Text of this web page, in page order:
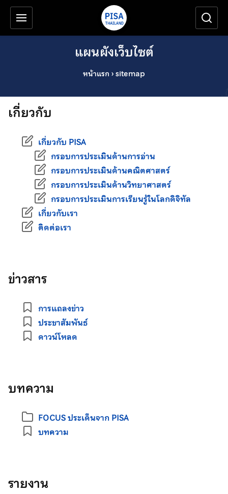
ข้ามไปยังเนื้อหาหลัก
เครื่องมือช่วยเหลือ
แผนผังเว็บไซต์
หน้าแรก ›sitemap
เกี่ยวกับ
เกี่ยวกับ PISA
กรอบการประเมินด้านการอ่าน
กรอบการประเมินด้านคณิตศาสตร์
กรอบการประเมินด้านวิทยาศาสตร์
กรอบการประเมินการเรียนรู้ในโลกดิจิทัล
เกี่ยวกับเรา
ติดต่อเรา
ข่าวสาร
การแถลงข่าว
ประชาสัมพันธ์
ดาวน์โหลด
บทความ
FOCUS ประเด็นจาก PISA
บทความ
รายงาน